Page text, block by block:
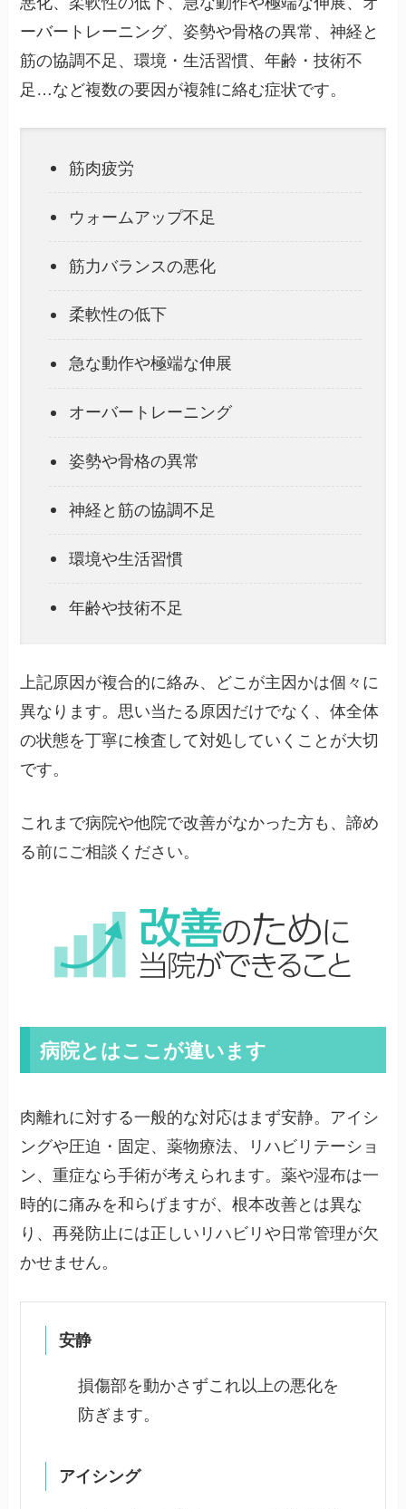
ーバートレーニング、姿勢や骨格の異常、神経と
筋の協調不足、環境・生活習慣、年齢・技術不
足…など複数の要因が複雑に絡む症状です。
筋肉疲労
ウォームアップ不足
筋力バランスの悪化
柔軟性の低下
急な動作や極端な伸展
オーバートレーニング
姿勢や骨格の異常
神経と筋の協調不足
環境や生活習慣
年齢や技術不足
上記原因が複合的に絡み、どこが主因かは個々に
異なります。思い当たる原因だけでなく、体全体
の状態を丁寧に検査して対処していくことが大切
です。
これまで病院や他院で改善がなかった方も、諦め
る前にご相談ください。
病院とはここが違います
肉離れに対する一般的な対応はまず安静。アイシ
ングや圧迫・固定、薬物療法、リハビリテーショ
ン、重症なら手術が考えられます。薬や湿布は一
時的に痛みを和らげますが、根本改善とは異な
り、再発防止には正しいリハビリや日常管理が欠
かせません。
安静
損傷部を動かさずこれ以上の悪化を
防ぎます。
アイシング